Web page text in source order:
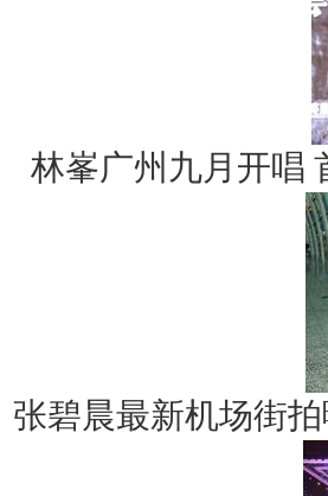
林峯广州九月开唱
张碧晨最新机场街